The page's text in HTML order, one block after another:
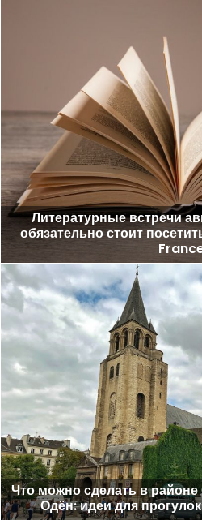
Литературные встречи
обязательно стоит
Что можно сделать в
Одён: идеи для